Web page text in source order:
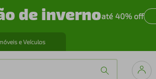
de invernoaté 40% off
e Veículos